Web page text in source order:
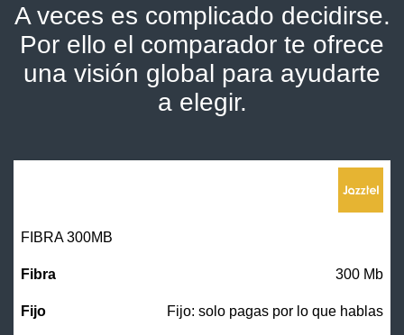
A veces es complicado decidirse.
Por ello el comparador te ofrece
una visión global para ayudarte
a elegir.
FIBRA 300MB
300 Mb
Fijo: solo pagas por lo que hablas